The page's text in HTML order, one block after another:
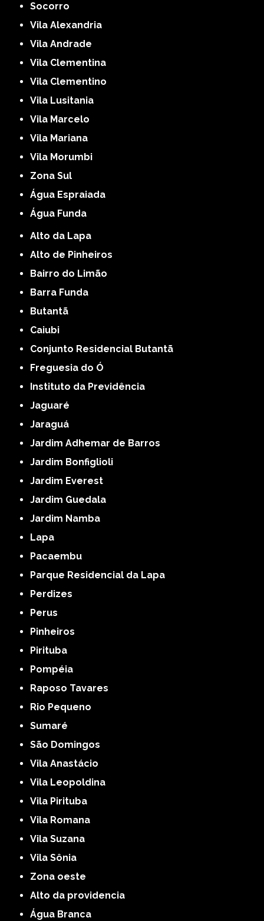
Socorro
Vila Alexandria
Vila Andrade
Vila Clementina
Vila Clementino
Vila Lusitania
Vila Marcelo
Vila Mariana
Vila Morumbi
Zona Sul
Água Espraiada
Água Funda
Alto da Lapa
Alto de Pinheiros
Bairro do Limão
Barra Funda
Butantã
Caiubi
Conjunto Residencial Butantã
Freguesia do Ó
Instituto da Previdência
Jaguaré
Jaraguá
Jardim Adhemar de Barros
Jardim Bonfiglioli
Jardim Everest
Jardim Guedala
Jardim Namba
Lapa
Pacaembu
Parque Residencial da Lapa
Perdizes
Perus
Pinheiros
Pirituba
Pompéia
Raposo Tavares
Rio Pequeno
Sumaré
São Domingos
Vila Anastácio
Vila Leopoldina
Vila Pirituba
Vila Romana
Vila Suzana
Vila Sônia
Zona oeste
alto da providencia
Água Branca